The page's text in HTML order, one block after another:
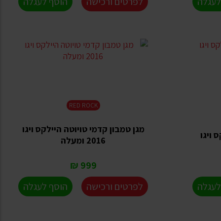
ויגו
לעגלה
RED ROCK
מגן טמבון קדמי טויוטה היילקס ויגו
2016 ומעלה
999 ₪
לפרטים ורכישה
הוסף לעגלה